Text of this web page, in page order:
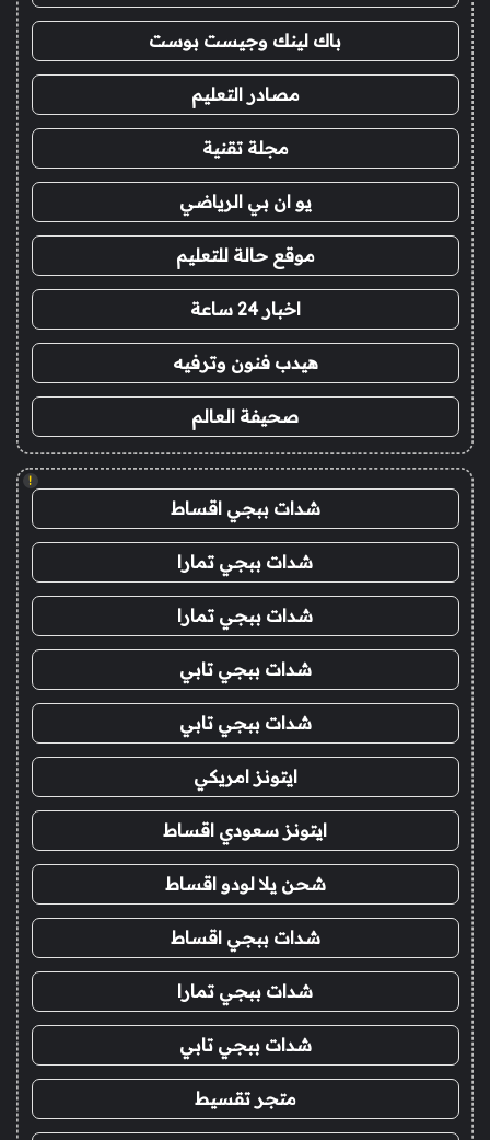
باك لينك وجيست بوست
مصادر التعليم
مجلة تقنية
يو ان بي الرياضي
موقع حالة للتعليم
اخبار 24 ساعة
هيدب فنون وترفيه
صحيفة العالم
!
شدات ببجي اقساط
شدات ببجي تمارا
شدات ببجي تمارا
شدات ببجي تابي
شدات ببجي تابي
ايتونز امريكي
ايتونز سعودي اقساط
شحن يلا لودو اقساط
شدات ببجي اقساط
شدات ببجي تمارا
شدات ببجي تابي
متجر تقسيط